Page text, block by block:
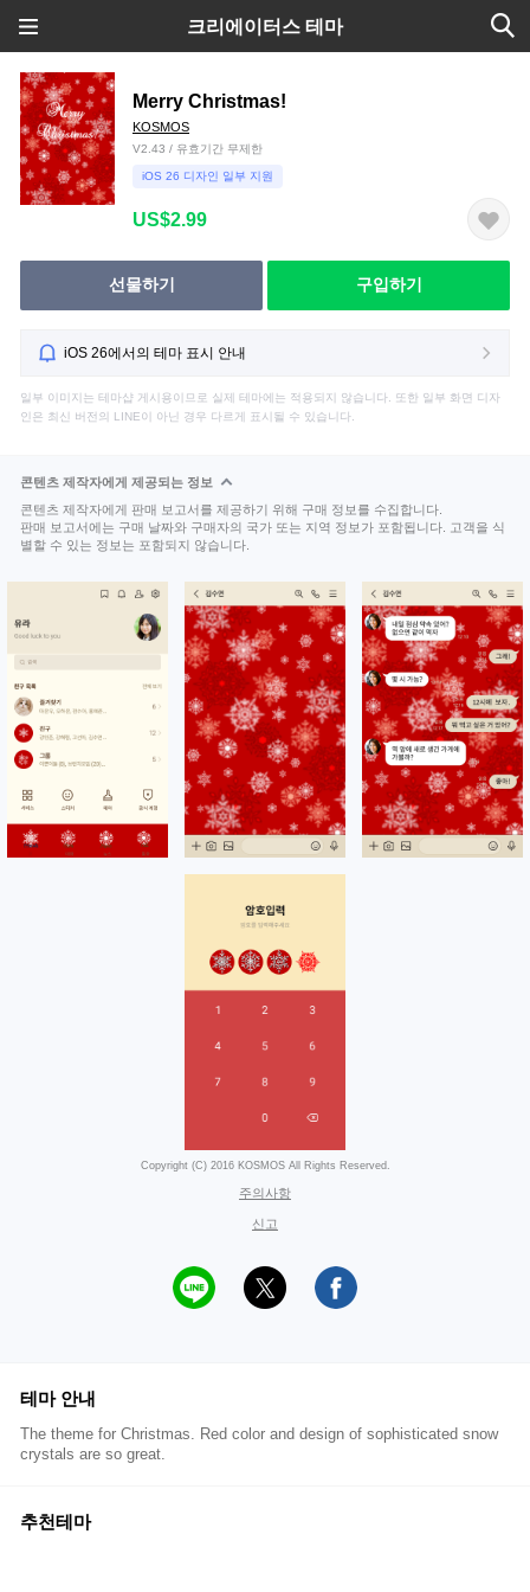
크리에이터스 테마
Merry Christmas!
KOSMOS
V2.43 / 유효기간 무제한
iOS 26 디자인 일부 지원
US$2.99
선물하기 구입하기
iOS 26에서의 테마 표시 안내
일부 이미지는 테마샵 게시용이므로 실제 테마에는 적용되지 않습니다. 또한 일부 화면 디자
인은 최신 버전의 LINE이 아닌 경우 다르게 표시될 수 있습니다.
콘텐츠 제작자에게 제공되는 정보
콘텐츠 제작자에게 판매 보고서를 제공하기 위해 구매 정보를 수집합니다.
판매 보고서에는 구매 날짜와 구매자의 국가 또는 지역 정보가 포함됩니다. 고객을 식
별할 수 있는 정보는 포함되지 않습니다.
Copyright (C) 2016 KOSMOS All Rights Reserved.
주의사항
신고
테마 안내
The theme for Christmas. Red color and design of sophisticated snow
crystals are so great.
추천테마